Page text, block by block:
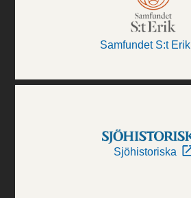
Samfundet S:t Erik
Sjöhistoriska